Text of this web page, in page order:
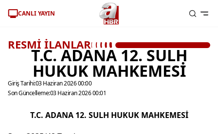
CANLI YAYIN
RESMİ İLANLAR
T.C. ADANA 12. SULH
HUKUK MAHKEMESİ
Giriş Tarihi:03 Haziran 2026 00:00
Son Güncelleme:03 Haziran 2026 00:01
T.C. ADANA 12. SULH HUKUK MAHKEMESİ